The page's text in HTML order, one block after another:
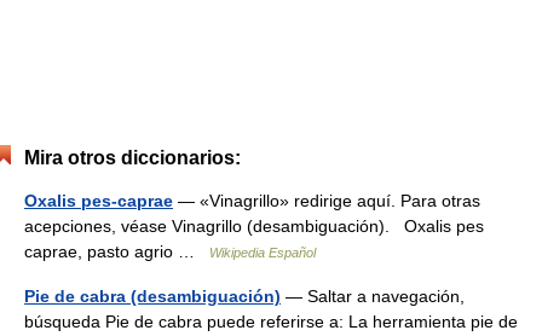
Mira otros diccionarios:
Oxalis pes-caprae — «Vinagrillo» redirige aquí. Para otras
acepciones, véase Vinagrillo (desambiguación). Oxalis pes
caprae, pasto agrio …
Wikipedia Español
Pie de cabra (desambiguación) — Saltar a navegación,
búsqueda Pie de cabra puede referirse a: La herramienta pie de